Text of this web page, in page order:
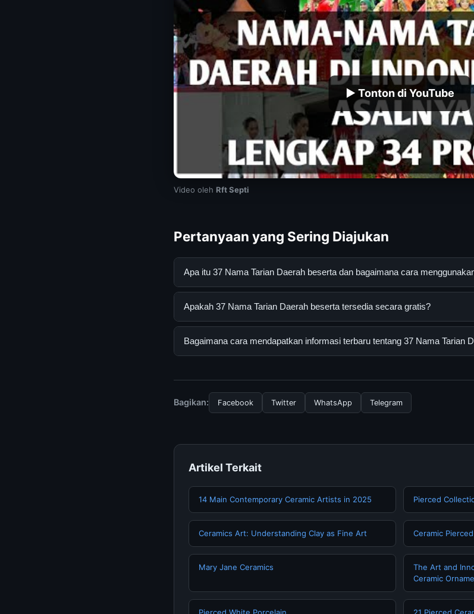
▶ Tonton di YouTube
Video oleh Rft Septi
Pertanyaan yang Sering Diajukan
Apa itu 37 Nama Tarian Daerah beserta dan bagaimana cara
37 Nama Tarian Daerah beserta adalah layanan digital yang dirancang
resmi dan mengikuti panduan yang tersedia.
Apakah 37 Nama Tarian Daerah beserta tersedia secara gratis?
Ya, 37 Nama Tarian Daerah beserta dapat diakses secara gratis oleh
Bagaimana cara mendapatkan informasi terbaru tentang 37 Nama Tarian
terpercaya.
Bagikan: Facebook Twitter WhatsApp Telegram
Artikel Terkait
14 Main Contemporary Ceramic Artists in 2025 Pierced
Ceramics Art: Understanding Clay as Fine Art Ceramic
Mary Jane Ceramics
The Art and
Ceramic